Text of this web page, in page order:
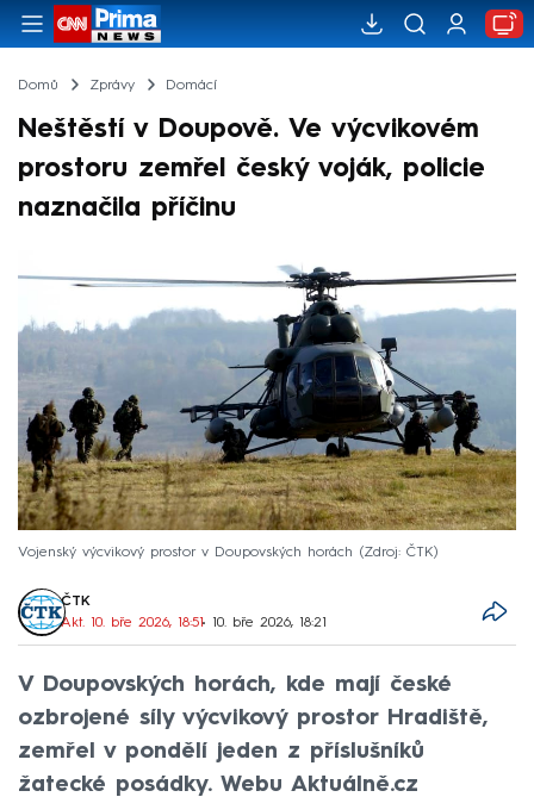
Domů Zprávy Domácí
Neštěstí v Doupově. Ve výcvikovém
prostoru zemřel český voják, policie
naznačila příčinu
Vojenský výcvikový prostor v Doupovských horách Zdroj: ČTK
ČTK
Akt. 10. bře 2026, 18:51• 10. bře 2026, 18:21
V Doupovských horách, kde mají české
ozbrojené síly výcvikový prostor Hradiště,
zemřel v pondělí jeden z příslušníků
žatecké posádky. Webu Aktuálně.cz